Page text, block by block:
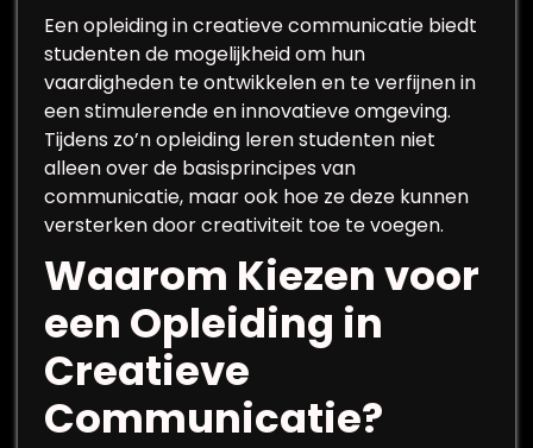
Een opleiding in creatieve communicatie biedt
studenten de mogelijkheid om hun
vaardigheden te ontwikkelen en te verfijnen in
een stimulerende en innovatieve omgeving.
Tijdens zo’n opleiding leren studenten niet
alleen over de basisprincipes van
communicatie, maar ook hoe ze deze kunnen
versterken door creativiteit toe te voegen.
Waarom Kiezen voor
een Opleiding in
Creatieve
Communicatie?